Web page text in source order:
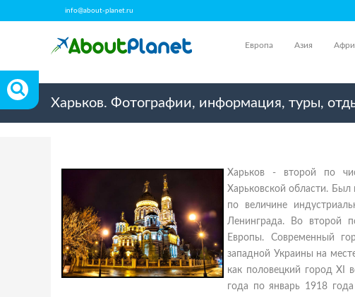
info@about-planet.ru
Европа Азия
Харьков. Фотографии, информация, туры,
Харьков - второй по
Харьковской области.
по величине
Ленинграда. Во второй
Европы. Современный
западной Украины на
как половецкий город XI
года по январь 1918